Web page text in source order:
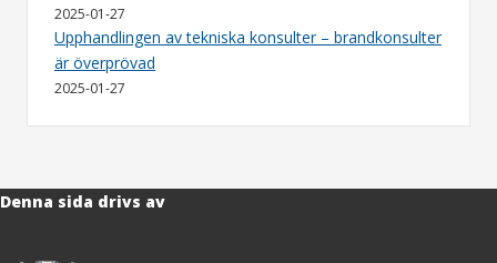
2025-01-27
Upphandlingen av tekniska konsulter – brandkonsulter
är överprövad
2025-01-27
Denna sida drivs av